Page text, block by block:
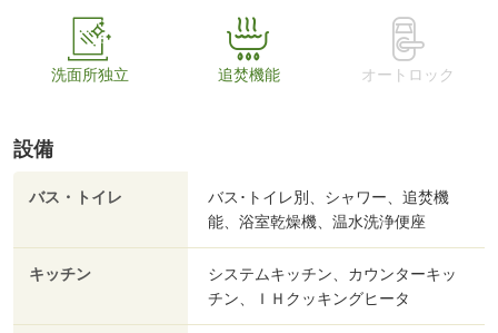
洗面所独立 追焚機能 オートロック
設備
バス・トイレ
バス･トイレ別、シャワー、追焚機
能、浴室乾燥機、温水洗浄便座
キッチン
システムキッチン、カウンターキッ
チン、ＩＨクッキングヒータ